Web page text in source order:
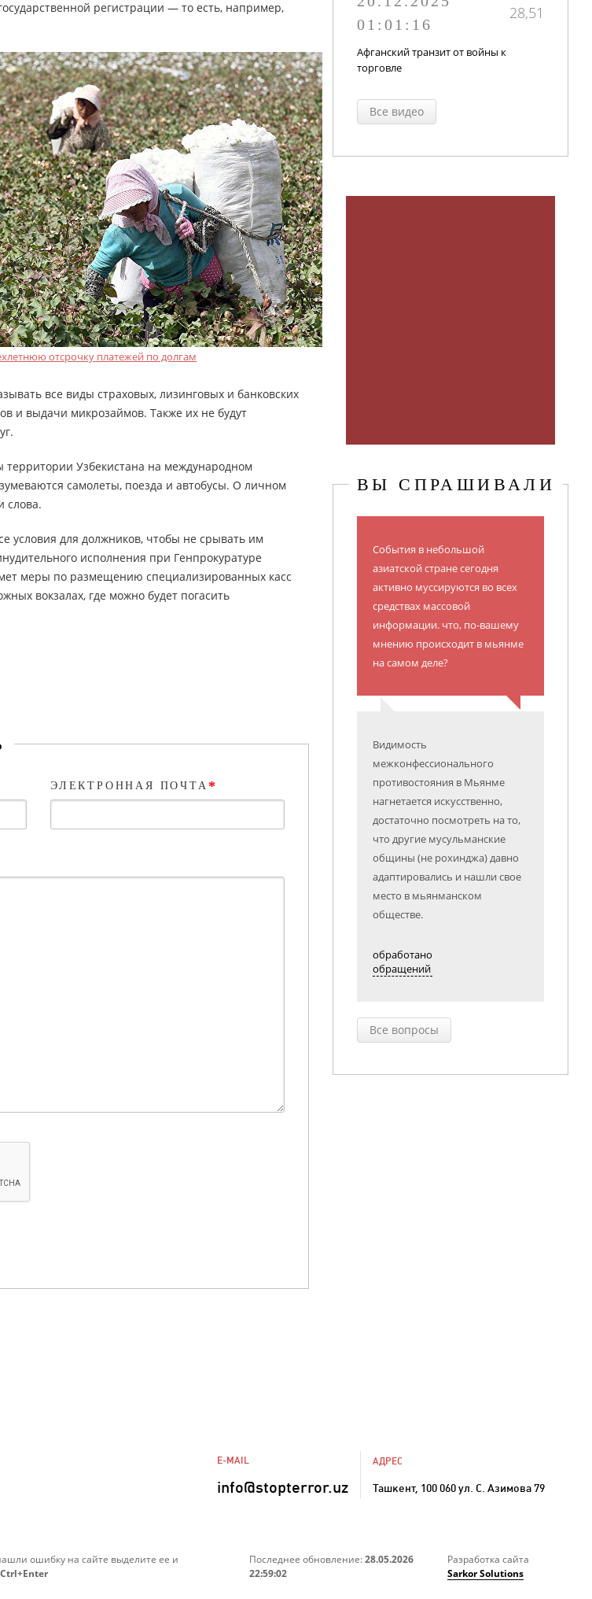
01:01:16
28,51
Афганский транзит от войны к
торговле
Все видео
ВЫ СПРАШИВАЛИ
События в небольшой
азиатской стране сегодня
активно муссируются во всех
средствах массовой
информации. что, по-вашему
мнению происходит в мьянме
на самом деле?
Видимость
межконфессионального
противостояния в Мьянме
нагнетается искусственно,
достаточно посмотреть на то,
что другие мусульманские
общины (не рохинджа) давно
адаптировались и нашли свое
место в мьянманском
обществе.
обработано
обращений
Все вопросы
регистрации — то есть, например,
отсрочку платежей по долгам
все виды страховых, лизинговых и банковских
и выдачи микрозаймов. Также их не будут
территории Узбекистана на международном
самолеты, поезда и автобусы. О личном
слова.
условия для должников, чтобы не срывать им
исполнения при Генпрокуратуре
меры по размещению специализированных касс
вокзалах, где можно будет погасить
ЭЛЕКТРОННАЯ ПОЧТА *
E-MAIL
info@stopterror.uz
АДРЕС
Ташкент, 100 060 ул. С. Азимова 79
ошибку на сайте выделите ее и
Ctrl+Enter
Последнее обновление:28.05.2026
22:59:02
Разработка сайта
Sarkor Solutions